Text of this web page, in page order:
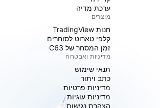
ערכת מדיה
מוצרים
חנות TradingView
קלפי טארוט לסוחרים
זמן המסחר של C63
מדיניות ואבטחה
תנאי שימוש
כתב ויתור
מדיניות פרטיות
מדיניות עוגיות
הצהרת נגישות